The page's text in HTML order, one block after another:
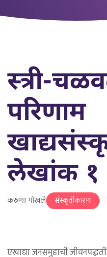
स्त्री-
परिणाम
लेखांक १
करुणा गोखले संस्कृतीकारण
एखाद्या जनसमुहाची